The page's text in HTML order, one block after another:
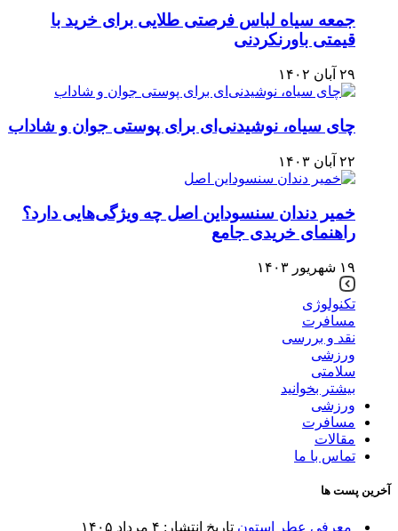
جمعه سیاه لباس فرصتی طلایی برای خرید با
قیمتی باورنکردنی
۲۹ آبان ۱۴۰۲
چای سیاه، نوشیدنی‌ای برای پوستی جوان و شاداب
۲۲ آبان ۱۴۰۳
خمیر دندان سنسوداین اصل چه ویژگی‌هایی دارد؟
راهنمای خریدی جامع
۱۹ شهریور ۱۴۰۳
تکنولوژی
مسافرت
نقد و بررسی
ورزشی
سلامتی
بیشتر بخوانید
ورزشی
مسافرت
مقالات
تماس با ما
آخرین پست ها
معرفی عطر استون تاریخ انتشار: ۴ مرداد ۱۴۰۵